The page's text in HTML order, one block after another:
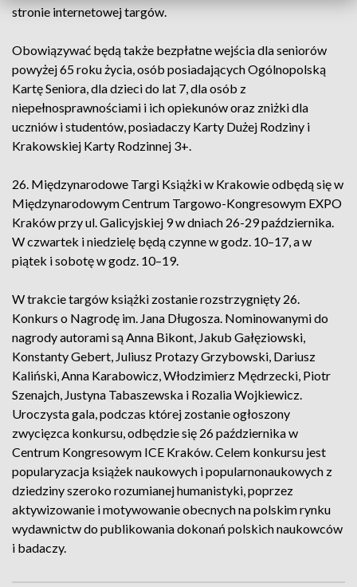
stronie internetowej targów.
Obowiązywać będą także bezpłatne wejścia dla seniorów
powyżej 65 roku życia, osób posiadających Ogólnopolską
Kartę Seniora, dla dzieci do lat 7, dla osób z
niepełnosprawnościami i ich opiekunów oraz zniżki dla
uczniów i studentów, posiadaczy Karty Dużej Rodziny i
Krakowskiej Karty Rodzinnej 3+.
26. Międzynarodowe Targi Książki w Krakowie odbędą się w
Międzynarodowym Centrum Targowo-Kongresowym EXPO
Kraków przy ul. Galicyjskiej 9 w dniach 26-29 października.
W czwartek i niedzielę będą czynne w godz. 10–17, a w
piątek i sobotę w godz. 10–19.
W trakcie targów książki zostanie rozstrzygnięty 26.
Konkurs o Nagrodę im. Jana Długosza. Nominowanymi do
nagrody autorami są Anna Bikont, Jakub Gałęziowski,
Konstanty Gebert, Juliusz Protazy Grzybowski, Dariusz
Kaliński, Anna Karabowicz, Włodzimierz Mędrzecki, Piotr
Szenajch, Justyna Tabaszewska i Rozalia Wojkiewicz.
Uroczysta gala, podczas której zostanie ogłoszony
zwycięzca konkursu, odbędzie się 26 października w
Centrum Kongresowym ICE Kraków. Celem konkursu jest
popularyzacja książek naukowych i popularnonaukowych z
dziedziny szeroko rozumianej humanistyki, poprzez
aktywizowanie i motywowanie obecnych na polskim rynku
wydawnictw do publikowania dokonań polskich naukowców
i badaczy.